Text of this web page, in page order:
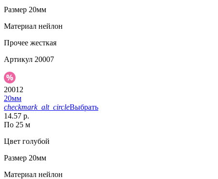
Размер 20мм
Материал нейлон
Прочее жесткая
Артикул 20007
20012
20мм
checkmark_alt_circleВыбрать
14.57 р.
По 25 м
Цвет голубой
Размер 20мм
Материал нейлон